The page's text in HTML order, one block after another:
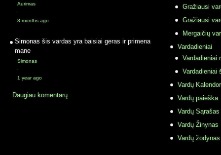
Aurimas
·
8 months ago
Simonas šis vardas yra baisiai geras ir primena
mane
Simonas
·
1 year ago
Daugiau komentarų
Gražiausi
Gražiausi
Mergaičių
Vardadieniai
Vardadieniai
Vardadieniai
Vardų
Vardų paieška
Vardų Sąrašas
Vardų Žinynas
Vardų